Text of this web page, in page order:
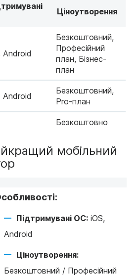
Ціноутворення
Android
Безкоштовний,
Професійний
план, Бізнес-
план
Android
Безкоштовний,
Pro-план
Безкоштовно
мобільний
Підтримувані ОС: iOS,
Android
Ціноутворення:
Безкоштовний / Професійний